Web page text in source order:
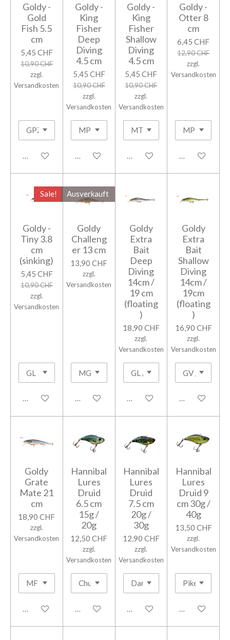
Goldy -
Gold
Fish 5.5
cm
5,45 CHF
10,90 CHF
zzgl.
Versandkosten
In den Warenkorb
Goldy -
King
Fisher
Deep
Diving
4.5 cm
5,45 CHF
10,90 CHF
zzgl.
Versandkosten
In den Warenkorb
Goldy -
King
Fisher
Shallow
Diving
4.5 cm
5,45 CHF
10,90 CHF
zzgl.
Versandkosten
In den Warenkorb
Goldy -
Otter 8
cm
6,45 CHF
12,90 CHF
zzgl.
Versandkosten
Details
Sale!
Goldy -
Tiny 3.8
cm
(sinking)
5,45 CHF
10,90 CHF
zzgl.
Versandkosten
In den Warenkorb
Ausverkauft
Goldy
Challeng
er 13 cm
13,90 CHF
zzgl.
Versandkosten
Bei Verfügbarkeit benachrichtigen
Goldy
Extra
Bait
Deep
Diving
14cm /
19 cm
(floating
)
18,90 CHF
zzgl.
Versandkosten
In den Warenkorb
Goldy
Extra
Bait
Shallow
Diving
14cm /
19cm
(floating
)
16,90 CHF
zzgl.
Versandkosten
In den
Goldy
Grate
Mate 21
cm
18,90 CHF
zzgl.
Versandkosten
In den Warenkorb
Hannibal
Lures
Druid
6.5 cm
15g /
20g
12,50 CHF
zzgl.
Versandkosten
In den Warenkorb
Hannibal
Lures
Druid
7.5 cm
20g /
30g
12,90 CHF
zzgl.
Versandkosten
In den Warenkorb
Hannibal
Lures
Druid 9
cm 30g /
40g
13,50 CHF
zzgl.
Versandkosten
In den